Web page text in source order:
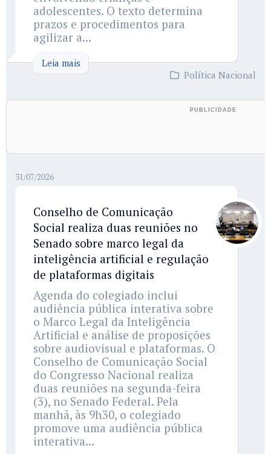
adolescentes. O texto determina
prazos e procedimentos para
agilizar a...
Leia mais
Política Nacional
31/07/2026
Conselho de Comunicação
Social realiza duas reuniões no
Senado sobre marco legal da
inteligência artificial e regulação
de plataformas digitais
Agenda do colegiado inclui
audiência pública interativa sobre
o Marco Legal da Inteligência
Artificial e análise de proposições
sobre audiovisual e plataformas. O
Conselho de Comunicação Social
do Congresso Nacional realiza
duas reuniões na segunda-feira
(3), no Senado Federal. Pela
manhã, às 9h30, o colegiado
promove uma audiência pública
interativa...